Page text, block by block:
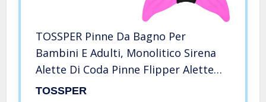
TOSSPER Pinne Da Bagno Per
Bambini E Adulti, Monolitico Sirena
Alette Di Coda Pinne Flipper Alette
Immersioni Swimming Allentazione
TOSSPER